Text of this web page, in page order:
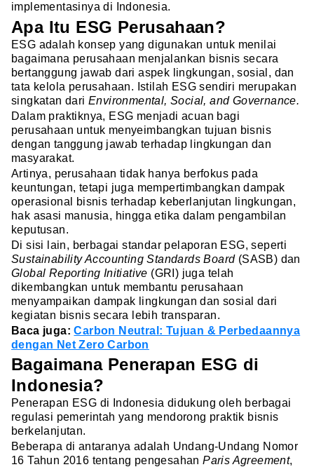
implementasinya di Indonesia.
Apa Itu ESG Perusahaan?
ESG adalah konsep yang digunakan untuk menilai
bagaimana perusahaan menjalankan bisnis secara
bertanggung jawab dari aspek lingkungan, sosial, dan
tata kelola perusahaan. Istilah ESG sendiri merupakan
singkatan dariEnvironmental, Social, and Governance.
Dalam praktiknya, ESG menjadi acuan bagi
perusahaan untuk menyeimbangkan tujuan bisnis
dengan tanggung jawab terhadap lingkungan dan
masyarakat.
Artinya, perusahaan tidak hanya berfokus pada
keuntungan, tetapi juga mempertimbangkan dampak
operasional bisnis terhadap keberlanjutan lingkungan,
hak asasi manusia, hingga etika dalam pengambilan
keputusan.
Di sisi lain, berbagai standar pelaporan ESG, seperti
Sustainability Accounting Standards Board(SASB) dan
Global Reporting Initiative (GRI) juga telah
dikembangkan untuk membantu perusahaan
menyampaikan dampak lingkungan dan sosial dari
kegiatan bisnis secara lebih transparan.
Baca juga:Carbon Neutral: Tujuan & Perbedaannya
dengan Net Zero Carbon
Bagaimana Penerapan ESG di
Indonesia?
Penerapan ESG di Indonesia didukung oleh berbagai
regulasi pemerintah yang mendorong praktik bisnis
berkelanjutan.
Beberapa di antaranya adalah Undang-Undang Nomor
16 Tahun 2016 tentang pengesahanParis Agreement,